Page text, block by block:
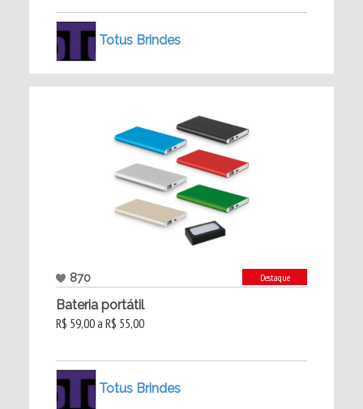
Totus Brindes
870 Destaque
Bateria portátil
R$ 59,00 a R$ 55,00
Totus Brindes